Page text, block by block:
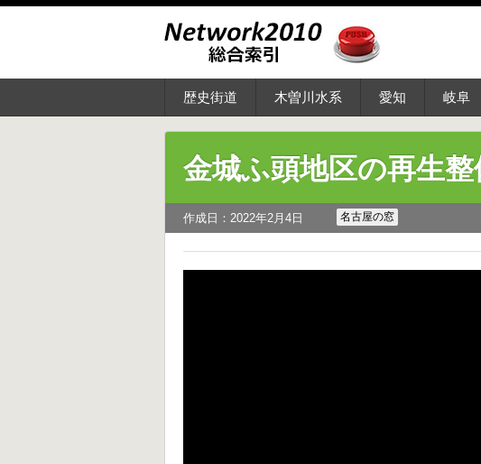
歴史街道 木曽川水系 愛知 岐阜
金城ふ頭地区の再生
作成日：2022年2月4日 名古屋の窓